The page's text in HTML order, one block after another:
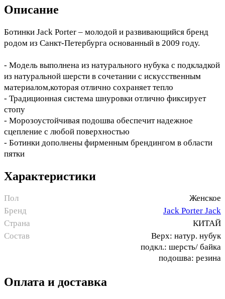
Описание
Ботинки Jack Porter – молодой и развивающийся бренд
родом из Санкт-Петербурга основанный в 2009 году.
- Модель выполнена из натурального нубука с подкладкой
из натуральной шерсти в сочетании с искусственным
материалом,которая отлично сохраняет тепло
- Традиционная система шнуровки отлично фиксирует
стопу
- Морозоустойчивая подошва обеспечит надежное
сцепление с любой поверхностью
- Ботинки дополнены фирменным брендингом в области
пятки
Характеристики
Пол
Женское
Бренд
Jack Porter Jack
Страна
КИТАЙ
Состав
Верх: натур. нубук
подкл.: шерсть/ байка
подошва: резина
Оплата и доставка